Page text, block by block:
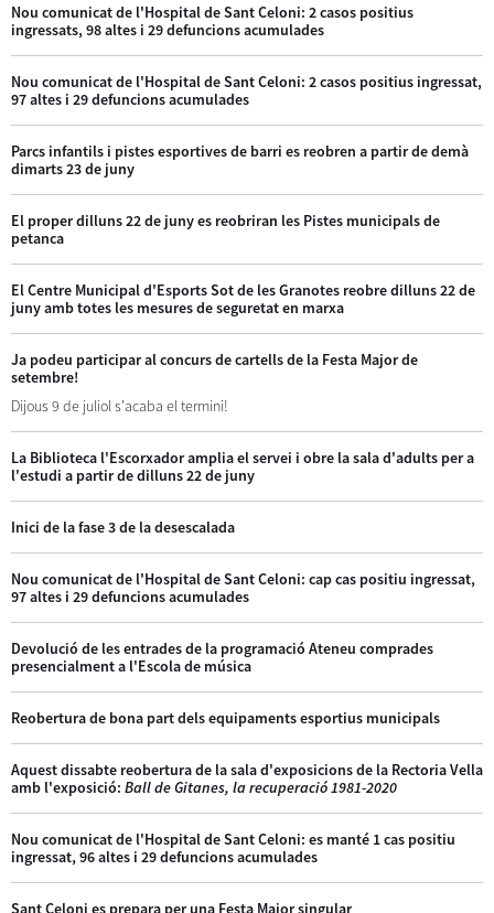
Nou comunicat de l'Hospital de Sant Celoni: 2 casos positius
ingressats, 98 altes i 29 defuncions acumulades
Nou comunicat de l'Hospital de Sant Celoni: 2 casos positius ingressat,
97 altes i 29 defuncions acumulades
Parcs infantils i pistes esportives de barri es reobren a partir de demà
dimarts 23 de juny
El proper dilluns 22 de juny es reobriran les Pistes municipals de
petanca
El Centre Municipal d'Esports Sot de les Granotes reobre dilluns 22 de
juny amb totes les mesures de seguretat en marxa
Ja podeu participar al concurs de cartells de la Festa Major de
setembre!
Dijous 9 de juliol s'acaba el termini!
La Biblioteca l'Escorxador amplia el servei i obre la sala d'adults per a
l'estudi a partir de dilluns 22 de juny
Inici de la fase 3 de la desescalada
Nou comunicat de l'Hospital de Sant Celoni: cap cas positiu ingressat,
97 altes i 29 defuncions acumulades
Devolució de les entrades de la programació Ateneu comprades
presencialment a l'Escola de música
Reobertura de bona part dels equipaments esportius municipals
Aquest dissabte reobertura de la sala d'exposicions de la Rectoria Vella
amb l'exposició: Ball de Gitanes, la recuperació 1981-2020
Nou comunicat de l'Hospital de Sant Celoni: es manté 1 cas positiu
ingressat, 96 altes i 29 defuncions acumulades
Sant Celoni es prepara per una Festa Major singular